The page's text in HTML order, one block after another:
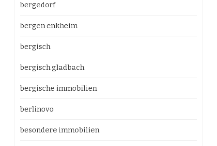
bergedorf
bergen enkheim
bergisch
bergisch gladbach
bergische immobilien
berlinovo
besondere immobilien